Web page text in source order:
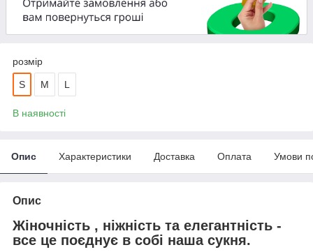
розмір
S M L
В наявності
Опис Характеристики Доставка Оплата Умови
Опис
Жіночність , ніжність та елегантність -
все це поєднує в собі наша сукня.